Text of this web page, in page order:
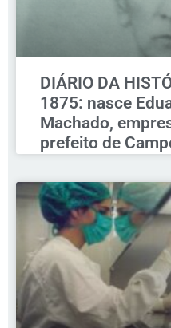
DIÁRIO DA
1875: nasce
Machado,
prefeito de